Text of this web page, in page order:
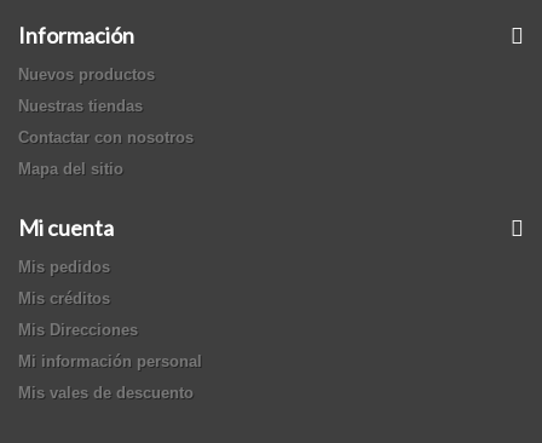
Información
Nuevos productos
Nuestras tiendas
Contactar con nosotros
Mapa del sitio
Mi cuenta
Mis pedidos
Mis créditos
Mis Direcciones
Mi información personal
Mis vales de descuento